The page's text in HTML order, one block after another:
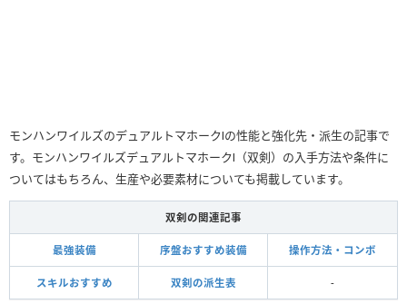
モンハンワイルズのデュアルトマホークⅠの性能と強化先・派生の記事で
す。モンハンワイルズデュアルトマホークⅠ（双剣）の入手方法や条件に
ついてはもちろん、生産や必要素材についても掲載しています。
双剣の関連記事
最強装備 序盤おすすめ装備 操作方法・コンボ
スキルおすすめ 双剣の派生表 -